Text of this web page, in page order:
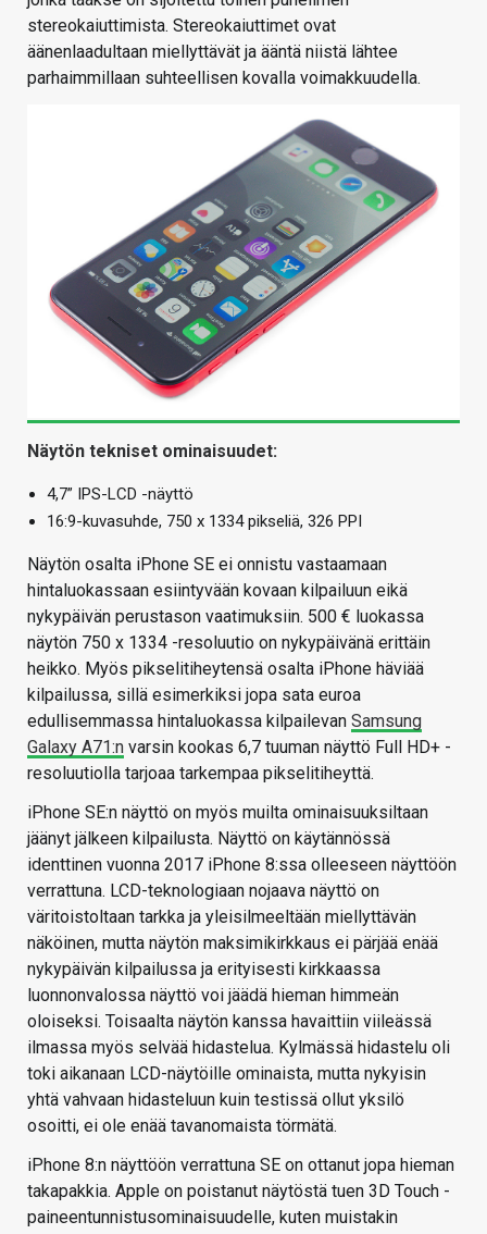
stereokaiuttimista. Stereokaiuttimet ovat
äänenlaadultaan miellyttävät ja ääntä niistä lähtee
parhaimmillaan suhteellisen kovalla voimakkuudella.
Näytön tekniset ominaisuudet:
4,7” IPS-LCD -näyttö
16:9-kuvasuhde, 750 x 1334 pikseliä, 326 PPI
Näytön osalta iPhone SE ei onnistu vastaamaan
hintaluokassaan esiintyvään kovaan kilpailuun eikä
nykypäivän perustason vaatimuksiin. 500 € luokassa
näytön 750 x 1334 -resoluutio on nykypäivänä erittäin
heikko. Myös pikselitiheytensä osalta iPhone häviää
kilpailussa, sillä esimerkiksi jopa sata euroa
edullisemmassa hintaluokassa kilpailevan Samsung
Galaxy A71:n varsin kookas 6,7 tuuman näyttö Full HD+ -
resoluutiolla tarjoaa tarkempaa pikselitiheyttä.
iPhone SE:n näyttö on myös muilta ominaisuuksiltaan
jäänyt jälkeen kilpailusta. Näyttö on käytännössä
identtinen vuonna 2017 iPhone 8:ssa olleeseen näyttöön
verrattuna. LCD-teknologiaan nojaava näyttö on
väritoistoltaan tarkka ja yleisilmeeltään miellyttävän
näköinen, mutta näytön maksimikirkkaus ei pärjää enää
nykypäivän kilpailussa ja erityisesti kirkkaassa
luonnonvalossa näyttö voi jäädä hieman himmeän
oloiseksi. Toisaalta näytön kanssa havaittiin viileässä
ilmassa myös selvää hidastelua. Kylmässä hidastelu oli
toki aikanaan LCD-näytöille ominaista, mutta nykyisin
yhtä vahvaan hidasteluun kuin testissä ollut yksilö
osoitti, ei ole enää tavanomaista törmätä.
iPhone 8:n näyttöön verrattuna SE on ottanut jopa hieman
takapakkia. Apple on poistanut näytöstä tuen 3D Touch -
paineentunnistusominaisuudelle, kuten muistakin